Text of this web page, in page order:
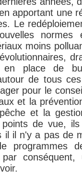
apportant une
Le
normes
moins
place de
de tous
pour le
et la
et la
de vue,
il il n'y a pas de
conséquent,